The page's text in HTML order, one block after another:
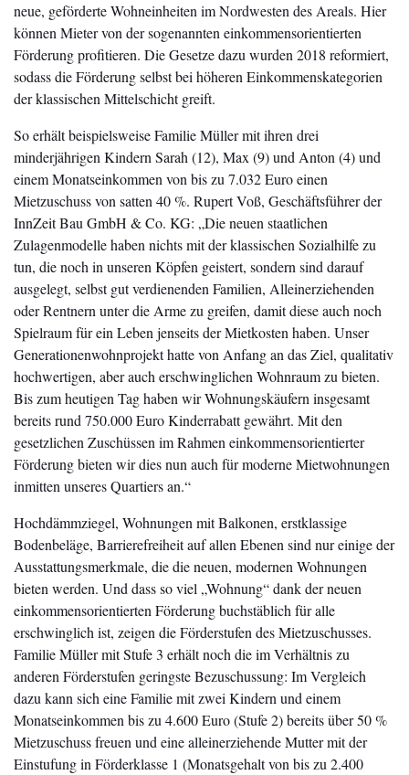
neue, geförderte Wohneinheiten im Nordwesten des Areals. Hier
können Mieter von der sogenannten einkommensorientierten
Förderung profitieren. Die Gesetze dazu wurden 2018 reformiert,
sodass die Förderung selbst bei höheren Einkommenskategorien
der klassischen Mittelschicht greift.
So erhält beispielsweise Familie Müller mit ihren drei
minderjährigen Kindern Sarah (12), Max (9) und Anton (4) und
einem Monatseinkommen von bis zu 7.032 Euro einen
Mietzuschuss von satten 40 %. Rupert Voß, Geschäftsführer der
InnZeit Bau GmbH & Co. KG: „Die neuen staatlichen
Zulagenmodelle haben nichts mit der klassischen Sozialhilfe zu
tun, die noch in unseren Köpfen geistert, sondern sind darauf
ausgelegt, selbst gut verdienenden Familien, Alleinerziehenden
oder Rentnern unter die Arme zu greifen, damit diese auch noch
Spielraum für ein Leben jenseits der Mietkosten haben. Unser
Generationenwohnprojekt hatte von Anfang an das Ziel, qualitativ
hochwertigen, aber auch erschwinglichen Wohnraum zu bieten.
Bis zum heutigen Tag haben wir Wohnungskäufern insgesamt
bereits rund 750.000 Euro Kinderrabatt gewährt. Mit den
gesetzlichen Zuschüssen im Rahmen einkommensorientierter
Förderung bieten wir dies nun auch für moderne Mietwohnungen
inmitten unseres Quartiers an.“
Hochdämmziegel, Wohnungen mit Balkonen, erstklassige
Bodenbeläge, Barrierefreiheit auf allen Ebenen sind nur einige der
Ausstattungsmerkmale, die die neuen, modernen Wohnungen
bieten werden. Und dass so viel „Wohnung“ dank der neuen
einkommensorientierten Förderung buchstäblich für alle
erschwinglich ist, zeigen die Förderstufen des Mietzuschusses.
Familie Müller mit Stufe 3 erhält noch die im Verhältnis zu
anderen Förderstufen geringste Bezuschussung: Im Vergleich
dazu kann sich eine Familie mit zwei Kindern und einem
Monatseinkommen bis zu 4.600 Euro (Stufe 2) bereits über 50 %
Mietzuschuss freuen und eine alleinerziehende Mutter mit der
Einstufung in Förderklasse 1 (Monatsgehalt von bis zu 2.400